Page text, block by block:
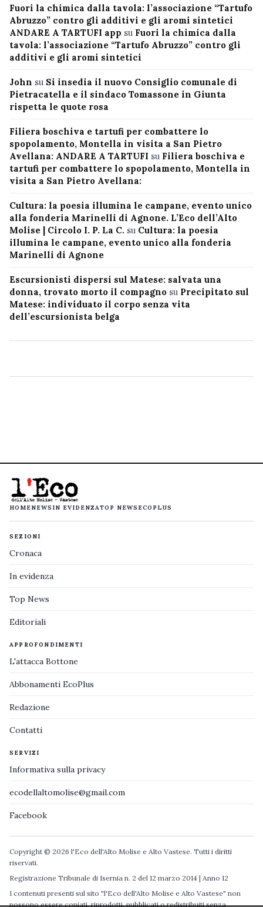
Fuori la chimica dalla tavola: l’associazione “Tartufo
Abruzzo” contro gli additivi e gli aromi sintetici
ANDARE A TARTUFI app su Fuori la chimica dalla
tavola: l’associazione “Tartufo Abruzzo” contro gli
additivi e gli aromi sintetici
John su Si insedia il nuovo Consiglio comunale di
Pietracatella e il sindaco Tomassone in Giunta
rispetta le quote rosa
Filiera boschiva e tartufi per combattere lo
spopolamento, Montella in visita a San Pietro
Avellana: ANDARE A TARTUFI su Filiera boschiva e
tartufi per combattere lo spopolamento, Montella in
visita a San Pietro Avellana:
Cultura: la poesia illumina le campane, evento unico
alla fonderia Marinelli di Agnone. L’Eco dell’Alto
Molise | Circolo I. P. La C. su Cultura: la poesia
illumina le campane, evento unico alla fonderia
Marinelli di Agnone
Escursionisti dispersi sul Matese: salvata una
donna, trovato morto il compagno su Precipitato sul
Matese: individuato il corpo senza vita
dell’escursionista belga
HOMENEWS IN EVIDENZATOP NEWS ECOPLUS
SEZIONI
Cronaca
In evidenza
Top News
Editoriali
APPROFONDIMENTI
L'attacca Bottone
Abbonamenti EcoPlus
Redazione
Contatti
SERVIZI
Informativa sulla privacy
ecodellaltomolise@gmail.com
Facebook
Copyright © 2026 l'Eco dell'Alto Molise e Alto Vastese. Tutti i diritti
riservati.
Registrazione Tribunale di Isernia n. 2 del 12 marzo 2014 | Anno 12
I contenuti presenti sul sito "l'Eco dell'Alto Molise e Alto Vastese" non
possono essere copiati, riprodotti, pubblicati o redistribuiti senza